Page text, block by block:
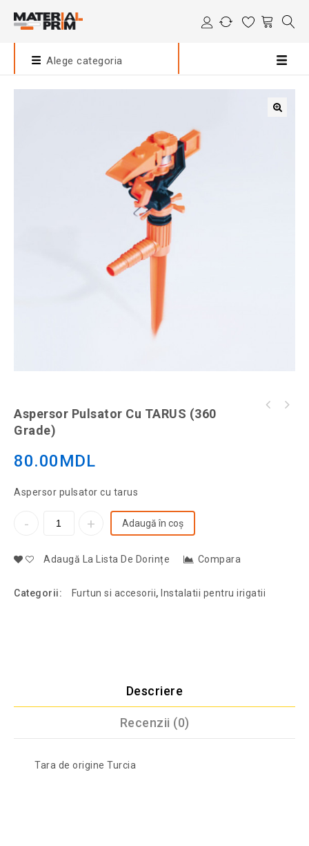
Alege categoria
Aspersor Pulsator Cu TARUS (360
Grade)
80.00MDL
Aspersor pulsator cu tarus
Adaugă în coș
Adaugă La Lista De Dorințe Compara
Categorii: Furtun si accesorii, Instalatii pentru irigatii
Descriere
Recenzii (0)
Tara de origine Turcia